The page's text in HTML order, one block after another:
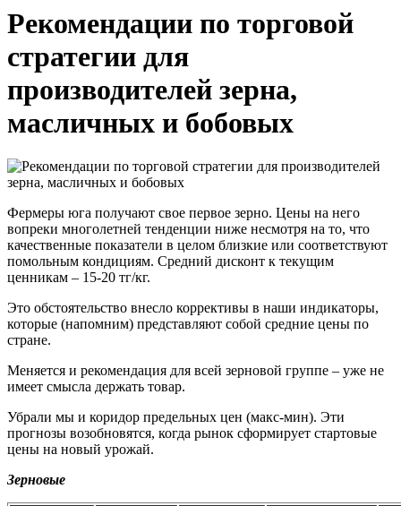
Рекомендации по торговой
стратегии для
производителей зерна,
масличных и бобовых
Фермеры юга получают свое первое зерно. Цены на него
вопреки многолетней тенденции ниже несмотря на то, что
качественные показатели в целом близкие или соответствуют
помольным кондициям. Средний дисконт к текущим
ценникам – 15-20 тг/кг.
Это обстоятельство внесло коррективы в наши индикаторы,
которые (напомним) представляют собой средние цены по
стране.
Меняется и рекомендация для всей зерновой группе – уже не
имеет смысла держать товар.
Убрали мы и коридор предельных цен (макс-мин). Эти
прогнозы возобновятся, когда рынок сформирует стартовые
цены на новый урожай.
Зерновые